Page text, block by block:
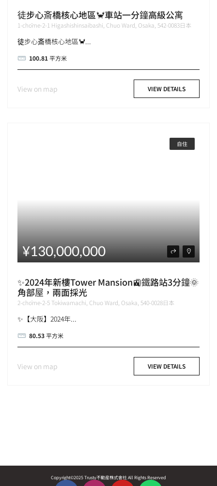
徒步心斎橋核心地區🦀車站一分鐘高級公寓
1-chōme-2-1 Higashishinsaibashi, Chuo Ward, Osaka, 542-0083日本
徒步心斎橋核心地區🦀...
100.81平方米
View on map VIEW DETAILS
自住
¥130,000,000
✨2024年新樓Tower Mansion🚉鐵路站3分鐘🌞
角部屋，兩面採光
2-chōme-2-5 Tokiwamachi, Chuo Ward, Osaka, 540-0028日本
✨【大阪】2024年...
80.53平方米
View on map VIEW DETAILS
Copyright©2025 Trusty不動産株式會社 All Rights Reserved